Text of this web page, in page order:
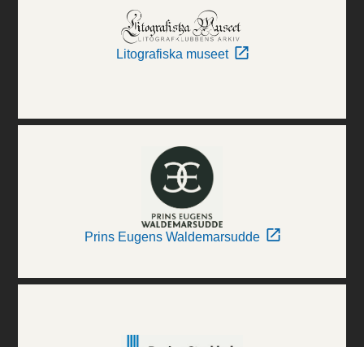
Litografiska museet
Prins Eugens Waldemarsudde